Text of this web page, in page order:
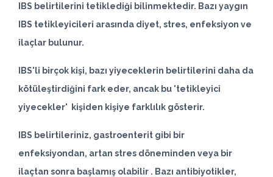
IBS belirtilerini tetiklediği bilinmektedir. Bazı yaygın
IBS tetikleyicileri arasında diyet, stres, enfeksiyon ve
ilaçlar bulunur.
IBS'li birçok kişi, bazı yiyeceklerin belirtilerini daha da
kötüleştirdiğini fark eder, ancak bu 'tetikleyici
yiyecekler' kişiden kişiye farklılık gösterir.
IBS belirtileriniz, gastroenterit gibi bir
enfeksiyondan, artan stres döneminden veya bir
ilaçtan sonra başlamış olabilir . Bazı antibiyotikler,